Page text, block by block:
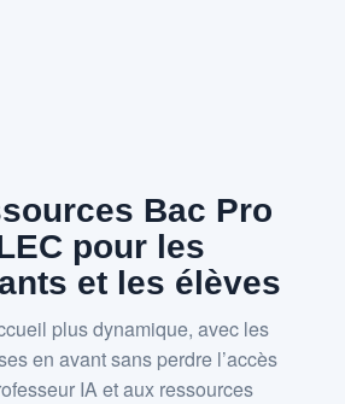
Bac Pro
pour les
et les élèves
plus dynamique, avec les
en avant sans perdre l’accès
IA et aux ressources